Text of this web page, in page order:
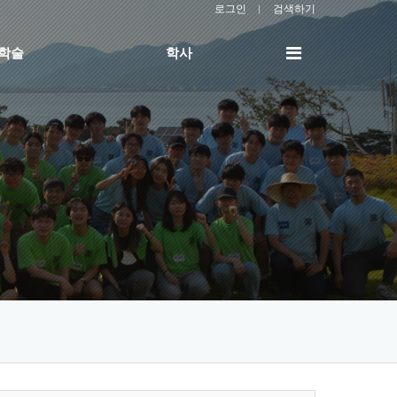
로그인 검색하기
술 학사
전
메
뉴